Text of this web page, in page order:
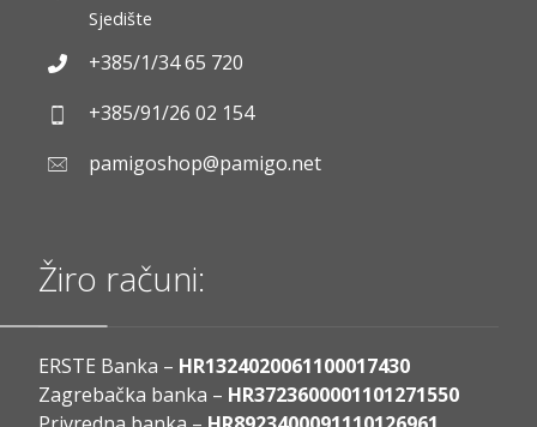
Sjedište
+385/1/34 65 720
+385/91/26 02 154
pamigoshop@pamigo.net
Žiro računi:
ERSTE Banka – HR1324020061100017430
Zagrebačka banka – HR3723600001101271550